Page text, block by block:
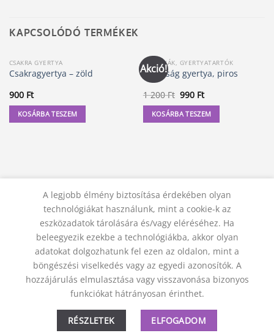
KAPCSOLÓDÓ TERMÉKEK
CSAKRA GYERTYA
Csakragyertya – zöld
900 Ft
KOSÁRBA TESZEM
Akció!
GYERTYÁK, GYERTYATARTÓK
Kívánság gyertya, piros
1 200Ft Original
was:
1
200 Ft.
990 FtCurrent
is:
990 Ft.
KOSÁRBA TESZEM
KAPCSOLAT ADATVÉDELMI NYILATKOZAT
ÁSZF
JOGI NYILATKOZAT
SZÁLLÍTÁSI FELTÉTELEK
ELÁLLÁS A SZERZŐDÉSTŐL
© 2012 - 2026 Trigon 9000 Kft.
A legjobb élmény biztosítása érdekében olyan
technológiákat használunk, mint a cookie-k az
eszközadatok tárolására és/vagy eléréséhez. Ha
beleegyezik ezekbe a technológiákba, akkor olyan
adatokat dolgozhatunk fel ezen az oldalon, mint a
böngészési viselkedés vagy az egyedi azonosítók. A
hozzájárulás elmulasztása vagy visszavonása bizonyos
funkciókat hátrányosan érinthet.
RÉSZLETEK ELFOGADOM